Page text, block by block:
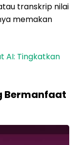
transkrip nilai
memakan
AI: Tingkatkan
Bermanfaat